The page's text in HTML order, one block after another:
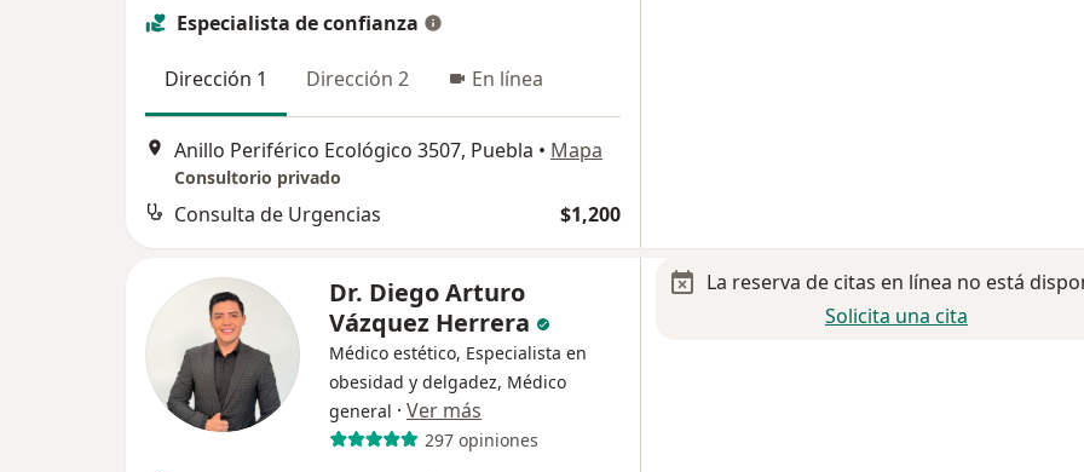
Especialista de confianza
Dirección 1 Dirección 2 En línea
Anillo Periférico Ecológico 3507, Puebla • Mapa
Consultorio privado
Consulta de Urgencias $1,200
Dr. Diego Arturo
Vázquez Herrera
Médico estético, Especialista en
obesidad y delgadez, Médico
general · Ver más
297 opiniones
La reserva de citas en línea no está
Solicita una cita